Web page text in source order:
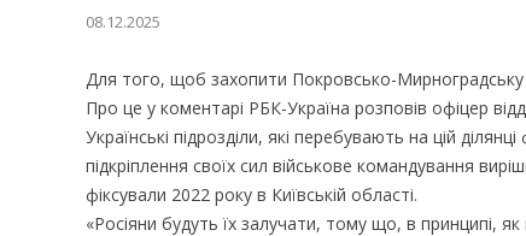
08.12.2025
Для того, щоб захопити Покровсько-Мирноградську
Про це у коментарі РБК-Україна розповів офіцер
Українські підрозділи, які перебувають на цій
підкріплення своїх сил військове командування
фіксували 2022 року в Київській області.
«Росіяни будуть їх залучати, тому що, в принципі,